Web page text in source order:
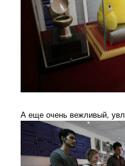
А еще очень вежливый,